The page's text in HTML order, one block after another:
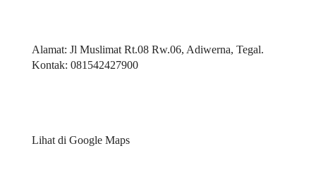
Alamat: Jl Muslimat Rt.08 Rw.06, Adiwerna, Tegal.
Kontak: 081542427900
Lihat di Google Maps